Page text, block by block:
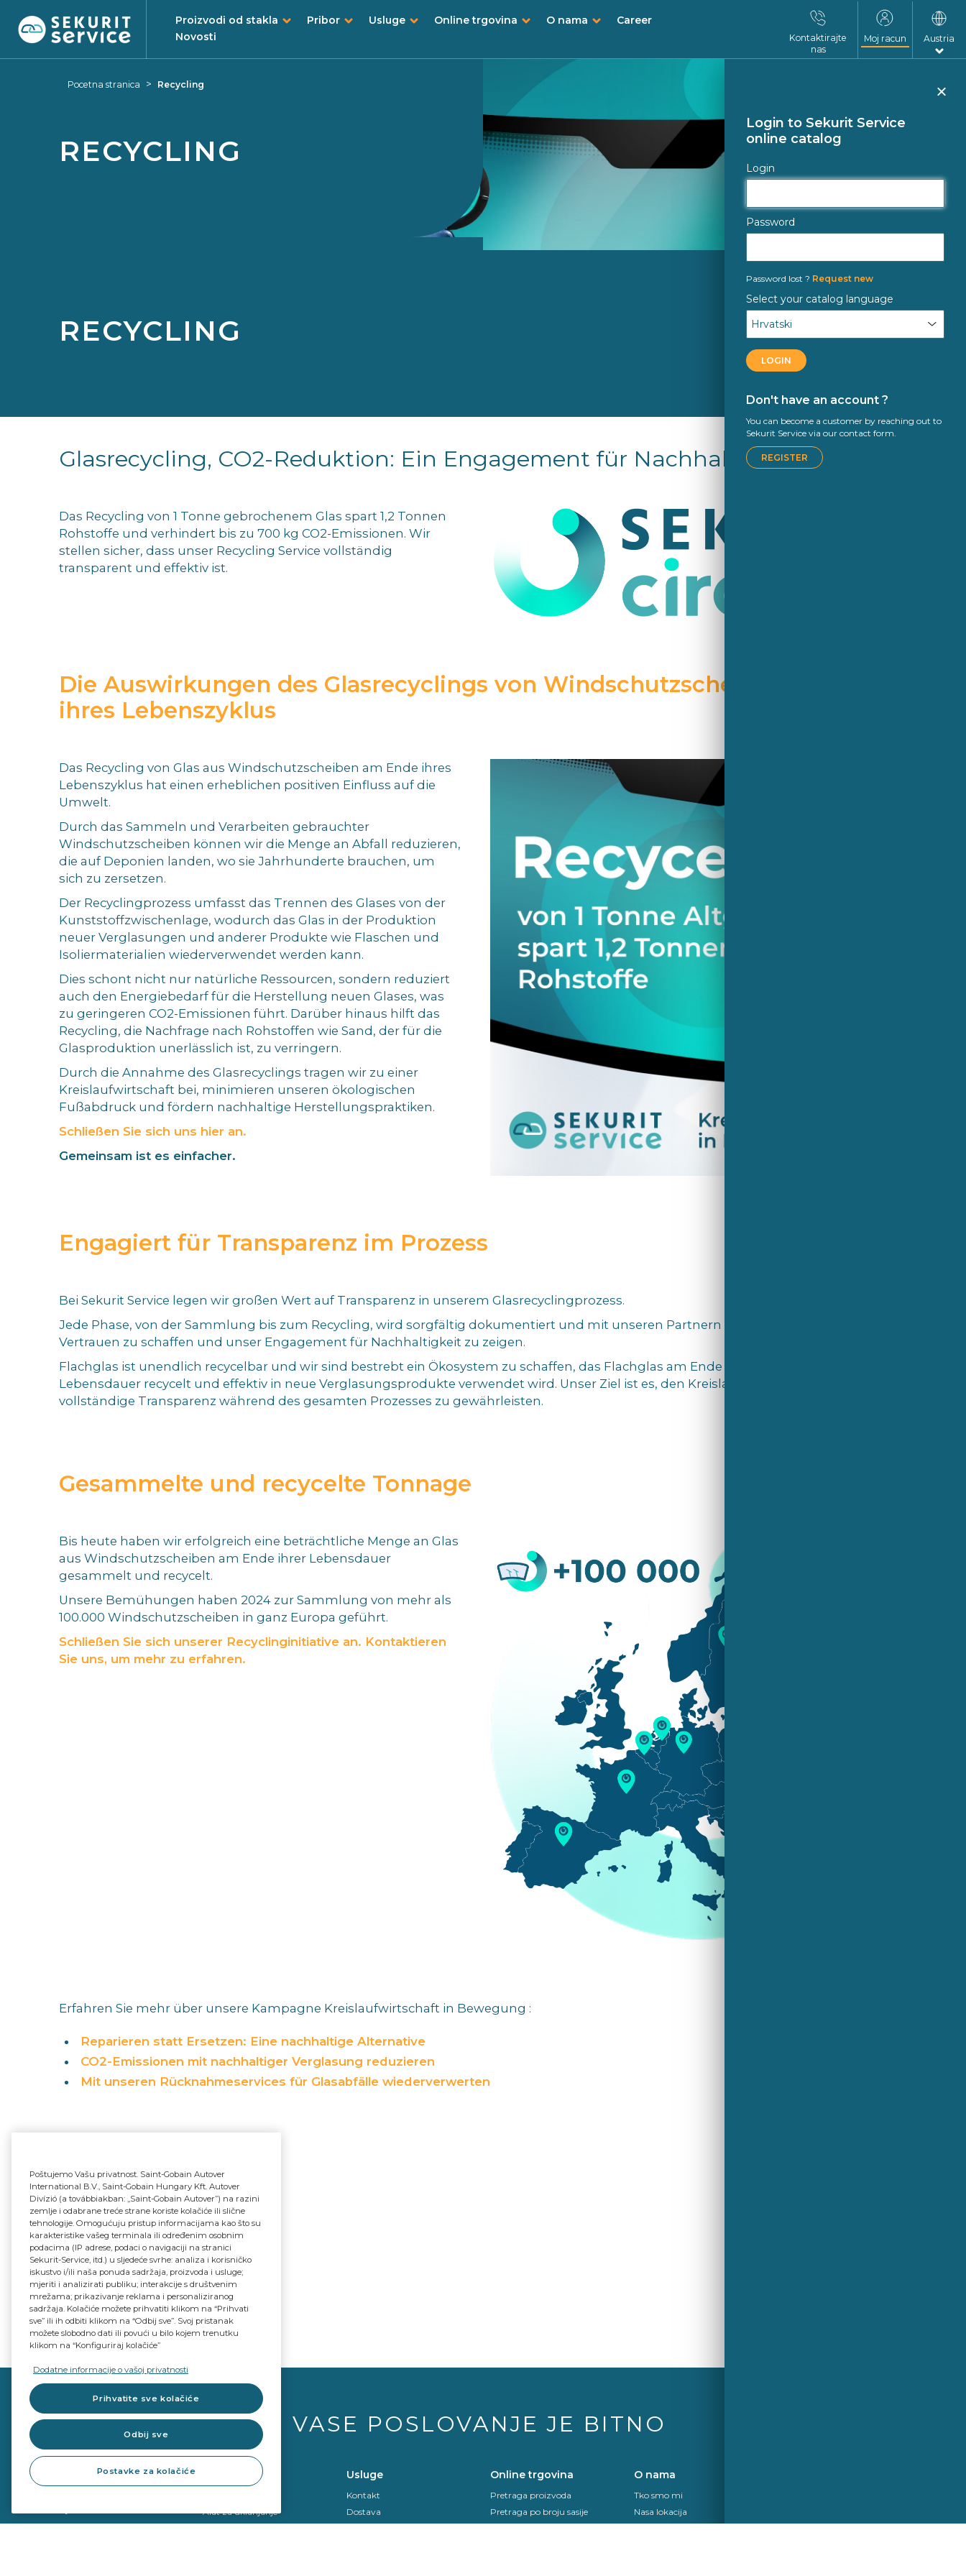
Proizvodi od stakla Pribor Usluge Online trgovina O nama
Career
Novosti
Kontaktirajte
nas
Moj racun Austria
Login to Sekurit Service
online catalog
Login
Password
Password lost ? Request new
Select your catalog language
LOGIN
Don't have an account ?
You can become a customer by reaching out to
Sekurit Service via our contact form.
REGISTER
Pocetna stranica > Recycling
RECYCLING
RECYCLING
Glasrecycling, CO2-Reduktion: Ein Engagement für Nachhaltigkeit
Das Recycling von 1 Tonne gebrochenem Glas spart 1,2 Tonnen
Rohstoffe und verhindert bis zu 700 kg CO2-Emissionen. Wir
stellen sicher, dass unser Recycling Service vollständig
transparent und effektiv ist.
Die Auswirkungen des Glasrecyclings von Windschutzscheiben am Ende
ihres Lebenszyklus
Das Recycling von Glas aus Windschutzscheiben am Ende ihres
Lebenszyklus hat einen erheblichen positiven Einfluss auf die
Umwelt.
Durch das Sammeln und Verarbeiten gebrauchter
Windschutzscheiben können wir die Menge an Abfall reduzieren,
die auf Deponien landen, wo sie Jahrhunderte brauchen, um
sich zu zersetzen.
Der Recyclingprozess umfasst das Trennen des Glases von der
Kunststoffzwischenlage, wodurch das Glas in der Produktion
neuer Verglasungen und anderer Produkte wie Flaschen und
Isoliermaterialien wiederverwendet werden kann.
Dies schont nicht nur natürliche Ressourcen, sondern reduziert
auch den Energiebedarf für die Herstellung neuen Glases, was
zu geringeren CO2-Emissionen führt. Darüber hinaus hilft das
Recycling, die Nachfrage nach Rohstoffen wie Sand, der für die
Glasproduktion unerlässlich ist, zu verringern.
Durch die Annahme des Glasrecyclings tragen wir zu einer
Kreislaufwirtschaft bei, minimieren unseren ökologischen
Fußabdruck und fördern nachhaltige Herstellungspraktiken.
Schließen Sie sich uns hier an.
Gemeinsam ist es einfacher.
Engagiert für Transparenz im Prozess
Bei Sekurit Service legen wir großen Wert auf Transparenz in unserem Glasrecyclingprozess.
Jede Phase, von der Sammlung bis zum Recycling, wird sorgfältig dokumentiert und mit unseren Partnern und Kunden geteilt, um
Vertrauen zu schaffen und unser Engagement für Nachhaltigkeit zu zeigen.
Flachglas ist unendlich recycelbar und wir sind bestrebt ein Ökosystem zu schaffen, das Flachglas am Ende seiner
Lebensdauer recycelt und effektiv in neue Verglasungsprodukte verwendet wird. Unser Ziel ist es, den Kreislauf zu schließen und
vollständige Transparenz während des gesamten Prozesses zu gewährleisten.
Gesammelte und recycelte Tonnage
Bis heute haben wir erfolgreich eine beträchtliche Menge an Glas
aus Windschutzscheiben am Ende ihrer Lebensdauer
gesammelt und recycelt.
Unsere Bemühungen haben 2024 zur Sammlung von mehr als
100.000 Windschutzscheiben in ganz Europa geführt.
Schließen Sie sich unserer Recyclinginitiative an. Kontaktieren
Sie uns, um mehr zu erfahren.
Erfahren Sie mehr über unsere Kampagne Kreislaufwirtschaft in Bewegung :
Reparieren statt Ersetzen: Eine nachhaltige Alternative
CO2-Emissionen mit nachhaltiger Verglasung reduzieren
Mit unseren Rücknahmeservices für Glasabfälle wiederverwerten
VASE POSLOVANJE JE BITNO
Proizvodi od stakla
ADAS & Kalibracija
Alat za uklanjanje
Usluge
Kontakt
Dostava
Online trgovina
Pretraga proizvoda
Pretraga po broju sasije
O nama
Tko smo mi
Nasa lokacija
Poštujemo Vašu privatnost. Saint-Gobain Autover
International B.V., Saint-Gobain Hungary Kft. Autover
Divízió (a továbbiakban: „Saint-Gobain Autover”) na razini
zemlje i odabrane treće strane koriste kolačiće ili slične
tehnologije. Omogućuju pristup informacijama kao što su
karakteristike vašeg terminala ili određenim osobnim
podacima (IP adrese, podaci o navigaciji na stranici
Sekurit-Service, itd.) u sljedeće svrhe: analiza i korisničko
iskustvo i/ili naša ponuda sadržaja, proizvoda i usluge;
mjeriti i analizirati publiku; interakcije s društvenim
mrežama; prikazivanje reklama i personaliziranog
sadržaja. Kolačiće možete prihvatiti klikom na “Prihvati
sve” ili ih odbiti klikom na “Odbij sve”. Svoj pristanak
možete slobodno dati ili povući u bilo kojem trenutku
klikom na “Konfiguriraj kolačiće”
Dodatne informacije o vašoj privatnosti
Prihvatite sve kolačiće
Odbij sve
Postavke za kolačiće